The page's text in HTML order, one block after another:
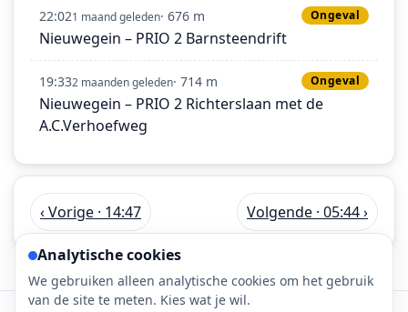
22:021 maand geleden· 676 m Ongeval
Nieuwegein – PRIO 2 Barnsteendrift
19:332 maanden geleden· 714 m Ongeval
Nieuwegein – PRIO 2 Richterslaan met de
A.C.Verhoefweg
‹ Vorige · 14:47 Volgende · 05:44 ›
Analytische cookies
We gebruiken alleen analytische cookies om het gebruik
van de site te meten. Kies wat je wil.